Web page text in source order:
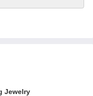
Jewelry